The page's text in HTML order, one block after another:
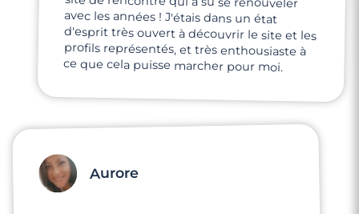
ce que cela puisse marcher pour moi.
Aurore